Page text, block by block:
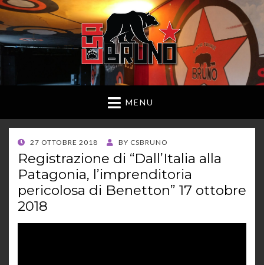
MENU
POSTED
ON
27 OTTOBRE 2018 BY CSBRUNO
Registrazione di “Dall’Italia alla
Patagonia, l’imprenditoria
pericolosa di Benetton” 17 ottobre
2018